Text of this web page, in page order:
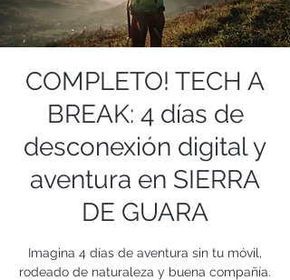
COMPLETO! TECH A
BREAK: 4 días de
desconexión digital y
aventura en SIERRA
DE GUARA
Imagina 4 días de aventura sin tu móvil,
rodeado de naturaleza y buena compañía.